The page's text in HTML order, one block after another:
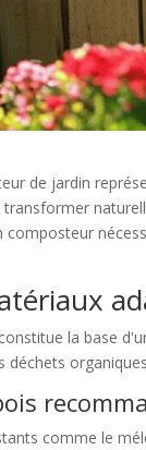
de jardin
composteur
la base
comme le